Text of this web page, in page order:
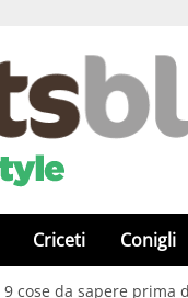
Criceti Conigli
9 cose da sapere prima